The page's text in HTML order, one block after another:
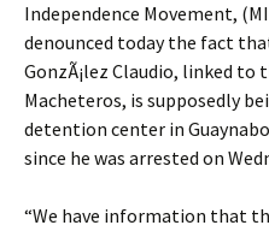
Independence Movement,
denounced today the fact
GonzÃ¡lez Claudio, linked to
Macheteros, is supposedly
detention center in
since he was arrested on
“We have information that